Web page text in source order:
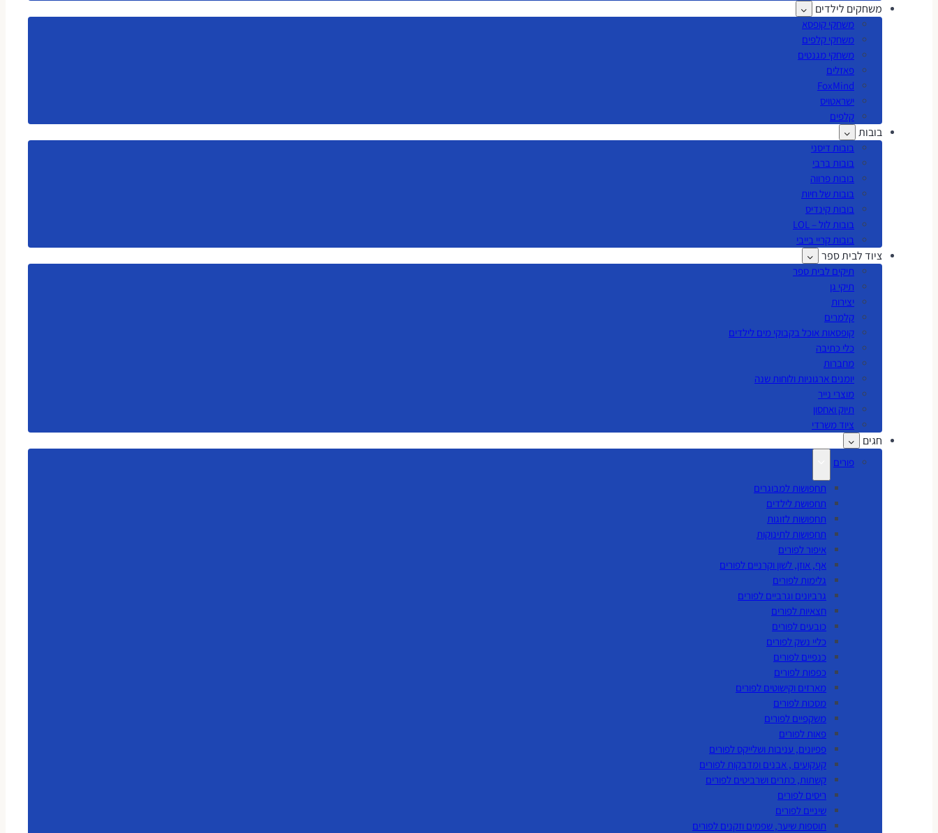
משחקים לילדים
משחקי קופסא
משחקי קלפים
משחקי מגנטים
פאזלים
FoxMind
ישראטויס
קלפים
בובות
בובות דיסני
בובות ברבי
בובות פרווה
בובות של חיות
בובות קינדיס
בובות לול – LOL
בובות קריי בייבי
ציוד לבית ספר
תיקים לבית ספר
תיקי גן
יצירות
קלמרים
קופסאות אוכל בקבוקי מים לילדים
כלי כתיבה
מחברות
יומנים ארגוניות ולוחות שנה
מוצרי נייר
תיוק ואחסון
ציוד משרדי
חגים
פורים
תחפושות למבוגרים
תחפושת לילדים
תחפושות לזוגות
תחפושות לתינוקות
איפור לפורים
אף, אוזן, לשון וקרניים לפורים
גלימות לפורים
גרביונים וגרביים לפורים
חצאיות לפורים
כובעים לפורים
כליי נשק לפורים
כנפיים לפורים
כפפות לפורים
מארזים וקישוטים לפורים
מסכות לפורים
משקפיים לפורים
פאות לפורים
פפיונים, עניבות ושלייקס לפורים
קעקועים , אבנים ומדבקות לפורים
קשתות, כתרים ושרביטים לפורים
ריסים לפורים
שיניים לפורים
תוספות שיער, שפמים וזקנים לפורים